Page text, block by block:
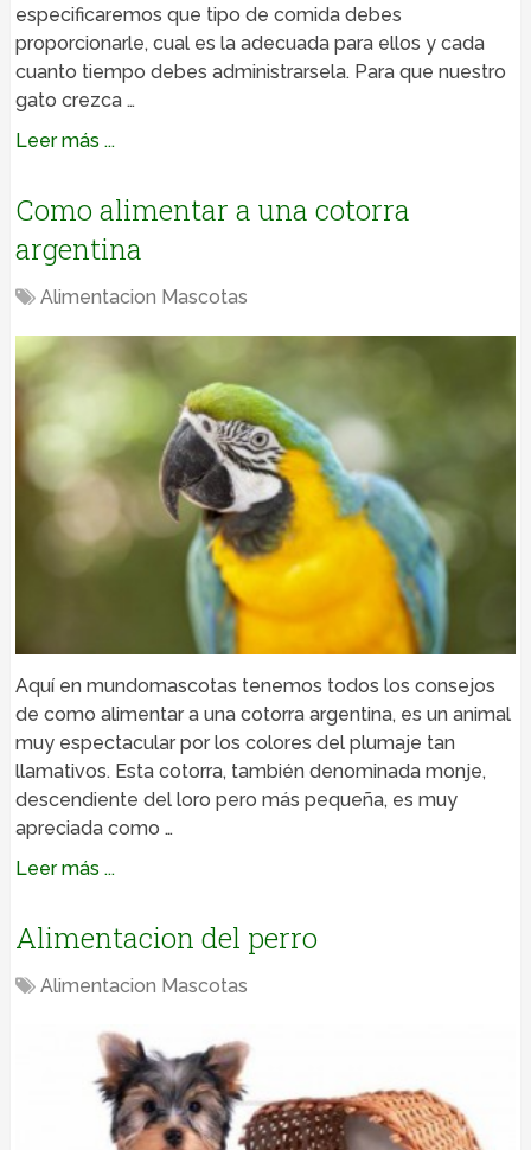
especificaremos que tipo de comida debes
proporcionarle, cual es la adecuada para ellos y cada
cuanto tiempo debes administrarsela. Para que nuestro
gato crezca …
Leer más ...
Como alimentar a una cotorra
argentina
Alimentacion Mascotas
Aquí en mundomascotas tenemos todos los consejos
de como alimentar a una cotorra argentina, es un animal
muy espectacular por los colores del plumaje tan
llamativos. Esta cotorra, también denominada monje,
descendiente del loro pero más pequeña, es muy
apreciada como …
Leer más ...
Alimentacion del perro
Alimentacion Mascotas